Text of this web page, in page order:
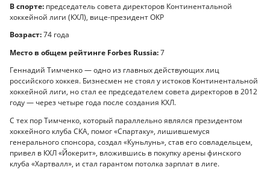
В спорте: председатель совета директоров Континентальной
хоккейной лиги (КХЛ), вице-президент ОКР
Возраст:74 года
Место в общем рейтинге Forbes Russia:7
Геннадий Тимченко — одно из главных действующих лиц
российского хоккея. Бизнесмен не стоял у истоков Континентальной
хоккейной лиги, но стал ее председателем совета директоров в 2012
году — через четыре года после создания КХЛ.
С тех пор Тимченко, который параллельно являлся президентом
хоккейного клуба СКА, помог «Спартаку», лишившемуся
генерального спонсора, создал «Куньлунь», став его совладельцем,
привел в КХЛ «Йокерит», вложившись в покупку арены финского
клуба «Хартвалл», и стал гарантом потолка зарплат в лиге.